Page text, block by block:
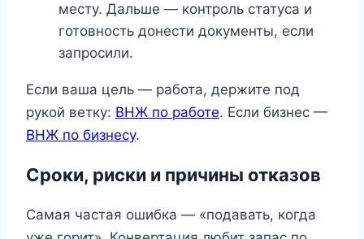
месту. Дальше — контроль статуса и
готовность донести документы, если
запросили.
Если ваша цель — работа, держите под
рукой ветку: ВНЖ по работе. Если бизнес —
ВНЖ по бизнесу.
Сроки, риски и причины отказов
Самая частая ошибка — «подавать, когда